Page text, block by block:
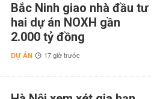
Bắc Ninh giao nhà đầu tư
hai dự án NOXH gần
2.000 tỷ đồng
DỰ ÁN 17 giờ trước